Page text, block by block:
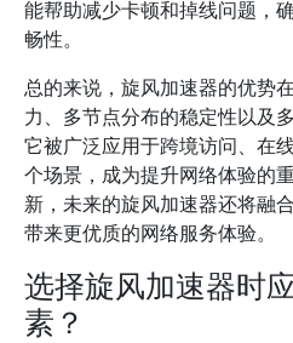
能帮助减少卡顿和掉线问题，
畅性。
总的来说，旋风加速器的优势
力、多节点分布的稳定性以及
它被广泛应用于跨境访问、在
个场景，成为提升网络体验的
新，未来的旋风加速器还将融
带来更优质的网络服务体验。
选择旋风加速器时
素？